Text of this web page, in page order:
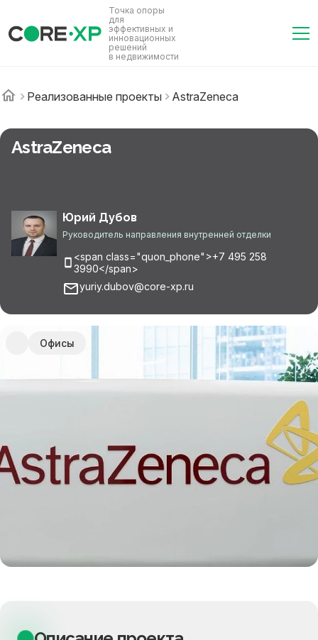
Точка опоры
для
эффективных и
инновационных
решений
в недвижимости
Реализованные проекты AstraZeneca
AstraZeneca
Юрий Дубов
Руководитель направления внутренней отделки
<span class="quon_phone">+7 495 258
3990</span>
yuriy.dubov@core-xp.ru
Офисы